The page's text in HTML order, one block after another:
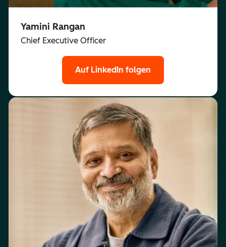
Yamini Rangan
Chief Executive Officer
Auf LinkedIn folgen